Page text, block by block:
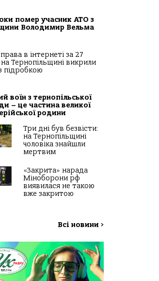
помер учасник АТО з
Володимир Вельма
в інтернеті за 27
на Тернопільщині викрили
підробкою
воїн з тернопільської
– це частина великої
родини
Три дні був безвісти:
на Тернопільщині
чоловіка знайшли
мертвим
«Закрита» нарада
Міноборони рф
виявилася не такою
вже закритою
Всі новини >